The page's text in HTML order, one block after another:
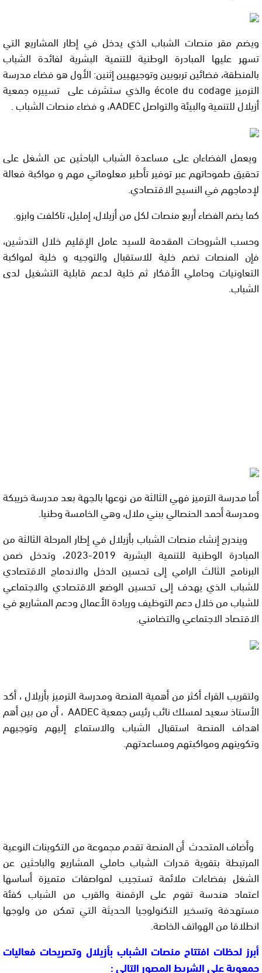
ويضم مقر منصات الشباب الذي يدخل في إطار المشاريع التي
تسهر عليها المبادرة الوطنية للتنمية البشرية لفائدة الشباب
بالمنطقة، فضائين تربويين وتوجيهيين إثنين: الأول هو فضاء مدرسة
الترميز école du codage والذي ستشرف على تسييره جمعية
أزيلال للتنمية والبيئة والتواصلAADEC، و فضاء منصات الشباب .
ويعمل الفضاءان على مساعدة الشباب الباحثين عن الشغل على
تحقيق طموحاتهم عبر توفير تأطير معلوماتي مهم و مواكبة فعالة
لإدماجهم في النسيج الاقتصادي.
كما يضم الفضاء أربع منصات لكل من أزيلال، إمليل، تاكلفت وابزو.
وحسب الشروحات المقدمة للسيد عامل الإقليم خلال التدشين،
فإن المنصات تضم خلية للاستقبال والتوجيه و خلية لمواكبة
التعاونيات وحاملي الأفكار ثم خلية لدعم قابلية التشغيل لدى
الشباب.
أما مدرسة الترميز فهي الثالثة من نوعها بالجهة بعد مدرسة خريبكة
ومدرسة أحمد الحنصالي ببني ملال، وهي الخامسة وطنيا.
ويندرج إنشاء منصات الشباب بأزيلال في إطار المرحلة الثالثة من
المبادرة الوطنية للتنمية البشرية 2019-2023، وتدخل ضمن
البرنامج الثالث الرامي إلى تحسين الدخل والاندماج الاقتصادي
للشباب الذي يهدف إلى تحسين الوضع الاقتصادي والاجتماعي
للشباب من خلال دعم التوظيف وريادة الأعمال ودعم المشاريع في
الاقتصاد الاجتماعي والتضامني.
ولتقريب القراء أكثر من أهمية المنصة ومدرسة الترميز بأزيلال ، أكد
الأستاذ سعيد لمسلك نائب رئيس جمعيةAADEC ، أن من بين أهم
اهداف المنصة استقبال الشباب والاستماع إليهم وتوجيهم
وتكوينهم ومواكبتهم ومساعدتهم.
وأضاف المتحدث أن المنصة تقدم مجموعة من التكوينات النوعية
المرتبطة بتقوية قدرات الشباب حاملي المشاريع والباحثين عن
الشغل بفضاءات ملائمة تستجيب لمواصفات متميزة أساسها
اعتماد هندسة تقوم على الرقمنة والقرب من الشباب كفئة
مستهدفة وتسخير التكنولوجيا الحديثة التي تمكن من ولوجها
انطلاقا من الهواتف الخاصة.
أبرز لحظات افتتاح منصاتالشباب بأزيلال وتصريحات فعاليات
جمعوية على الشريط المصور التالي :